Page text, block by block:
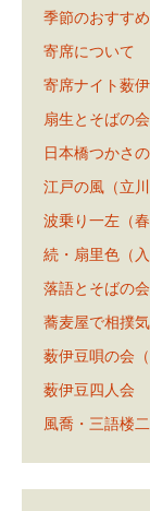
季節のおすすめ
寄席について
寄席ナイト薮
扇生とそばの会
日本橋つかさ
江戸の風（立川
波乗り一左（春
続・扇里色（入
落語とそばの会
蕎麦屋で相撲
薮伊豆唄の会（
薮伊豆四人会
風喬・三語楼